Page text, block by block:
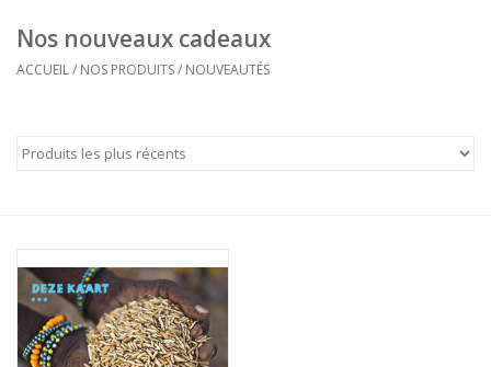
Nos produits
Contactez-nous
Nos nouveaux cadeaux
ACCUEIL/ NOS PRODUITS/ NOUVEAUTÉS